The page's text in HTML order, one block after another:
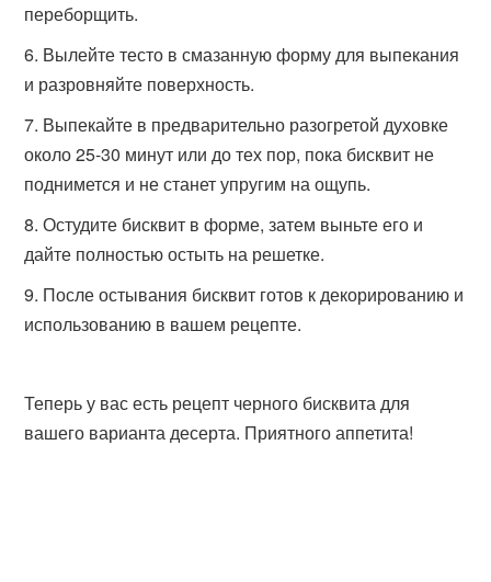
переборщить.
Вылейте тесто в смазанную форму для выпекания
и разровняйте поверхность.
Выпекайте в предварительно разогретой духовке
около 25-30 минут или до тех пор, пока бисквит не
поднимется и не станет упругим на ощупь.
Остудите бисквит в форме, затем выньте его и
дайте полностью остыть на решетке.
После остывания бисквит готов к декорированию и
использованию в вашем рецепте.
Теперь у вас есть рецепт черного бисквита для
вашего варианта десерта. Приятного аппетита!